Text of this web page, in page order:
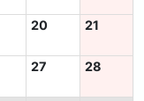
20 21
27 28